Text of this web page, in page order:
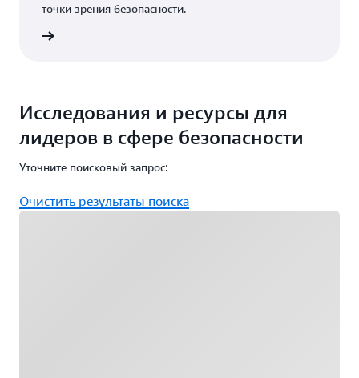
точки зрения безопасности.
Исследования и ресурсы для
лидеров в сфере безопасности
Уточните поисковый запрос:
Очистить результаты поиска